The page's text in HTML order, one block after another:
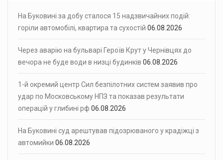
На Буковині за добу сталося 15 надзвичайних подій:
горіли автомобілі, квартира та сухостій 06.08.2026
Через аварію на бульварі Героїв Крут у Чернівцях до
вечора не буде води в низці будинків 06.08.2026
1-й окремий центр Сил безпілотних систем заявив про
удар по Московському НПЗ та показав результати
операцій у глибині рф 06.08.2026
На Буковині суд арештував підозрюваного у крадіжці з
автомийки 06.08.2026